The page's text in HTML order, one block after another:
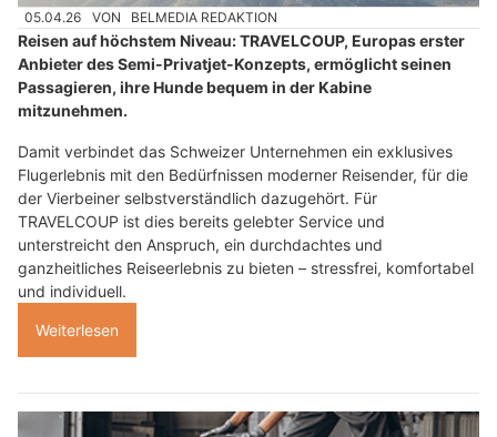
05.04.26 VON BELMEDIA REDAKTION
Reisen auf höchstem Niveau: TRAVELCOUP, Europas erster
Anbieter des Semi-Privatjet-Konzepts, ermöglicht seinen
Passagieren, ihre Hunde bequem in der Kabine
mitzunehmen.
Damit verbindet das Schweizer Unternehmen ein exklusives
Flugerlebnis mit den Bedürfnissen moderner Reisender, für die
der Vierbeiner selbstverständlich dazugehört. Für
TRAVELCOUP ist dies bereits gelebter Service und
unterstreicht den Anspruch, ein durchdachtes und
ganzheitliches Reiseerlebnis zu bieten – stressfrei, komfortabel
und individuell.
Weiterlesen